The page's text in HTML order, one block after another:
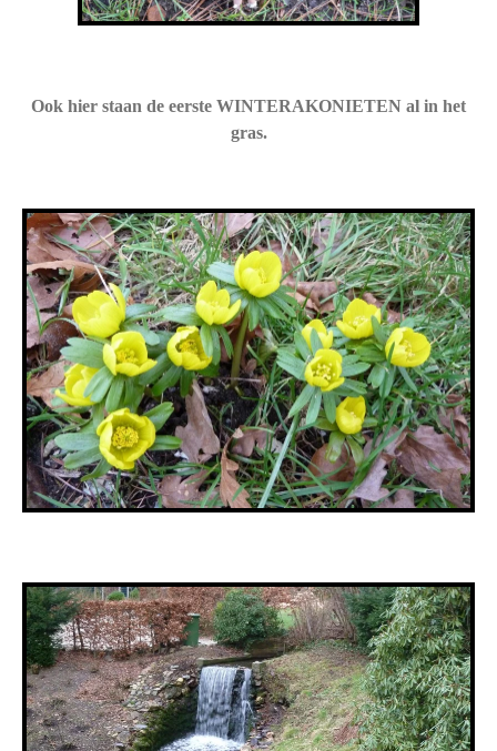
Ook hier staan de eerste WINTERAKONIETEN al in het
gras.